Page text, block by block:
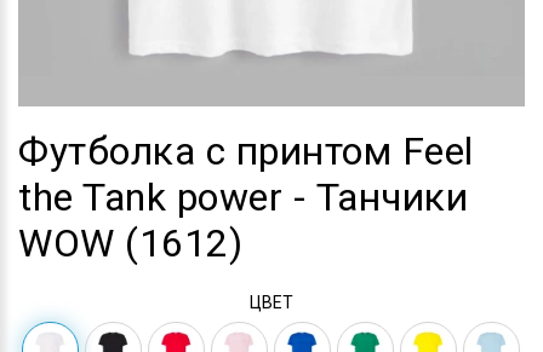
Футболка с принтом Feel
the Tank power - Танчики
WOW (1612)
ЦВЕТ